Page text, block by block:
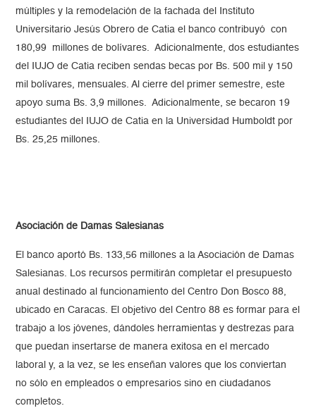
múltiples y la remodelación de la fachada del Instituto
Universitario Jesús Obrero de Catia el banco contribuyó con
180,99 millones de bolívares. Adicionalmente, dos estudiantes
del IUJO de Catia reciben sendas becas por Bs. 500 mil y 150
mil bolívares, mensuales. Al cierre del primer semestre, este
apoyo suma Bs. 3,9 millones. Adicionalmente, se becaron 19
estudiantes del IUJO de Catia en la Universidad Humboldt por
Bs. 25,25 millones.
Asociación de Damas Salesianas
El banco aportó Bs. 133,56 millones a la Asociación de Damas
Salesianas. Los recursos permitirán completar el presupuesto
anual destinado al funcionamiento del Centro Don Bosco 88,
ubicado en Caracas. El objetivo del Centro 88 es formar para el
trabajo a los jóvenes, dándoles herramientas y destrezas para
que puedan insertarse de manera exitosa en el mercado
laboral y, a la vez, se les enseñan valores que los conviertan
no sólo en empleados o empresarios sino en ciudadanos
completos.